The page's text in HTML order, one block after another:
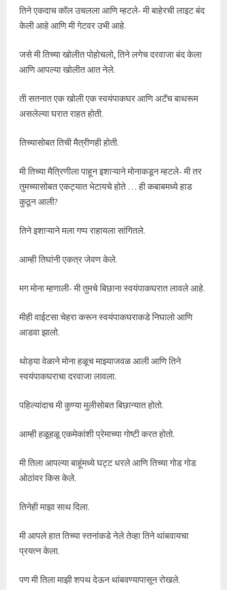
तिने एकदाच कॉल उचलला आणि म्हटले- मी बाहेरची लाइट बंद
केली आहे आणि मी गेटवर उभी आहे.
जसे मी तिच्या खोलीत पोहोचलो, तिने लगेच दरवाजा बंद केला
आणि आपल्या खोलीत आत नेले.
ती सतनात एक खोली एक स्वयंपाकघर आणि अटॅच बाथरूम
असलेल्या घरात राहत होती.
तिच्यासोबत तिची मैत्रीणही होती.
मी तिच्या मैत्रिणीला पाहून इशाऱ्याने मोनाकडून म्हटले- मी तर
तुमच्यासोबत एकट्यात भेटायचे होते … ही कबाबमध्ये हाड
कुठून आली?
तिने इशाऱ्याने मला गप्प राहायला सांगितले.
आम्ही तिघांनी एकत्र जेवण केले.
मग मोना म्हणाली- मी तुमचे बिछाना स्वयंपाकघरात लावले आहे.
मीही वाईटसा चेहरा करून स्वयंपाकघराकडे निघालो आणि
आडवा झालो.
थोड्या वेळाने मोना हळूच माझ्याजवळ आली आणि तिने
स्वयंपाकघराचा दरवाजा लावला.
पहिल्यांदाच मी कुण्या मुलीसोबत बिछान्यात होतो.
आम्ही हळूहळू एकमेकांशी प्रेमाच्या गोष्टी करत होतो.
मी तिला आपल्या बाहूंमध्ये घट्ट धरले आणि तिच्या गोड गोड
ओठांवर किस केले.
तिनेही माझा साथ दिला.
मी आपले हात तिच्या स्तनांकडे नेले तेव्हा तिने थांबवायचा
प्रयत्न केला.
पण मी तिला माझी शपथ देऊन थांबवण्यापासून रोखले.